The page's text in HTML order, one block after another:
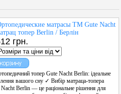
матрасы ТМ Gute Nacht
топер Berlin / Берлін
грн.
топер Gute Nacht Berlin: ідеальне
вашого сну ✓ Вибір матраца-топера
Nacht Berlin — це раціональне рішення для